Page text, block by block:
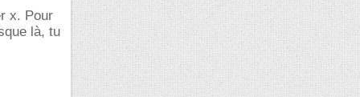
x. Pour
là, tu